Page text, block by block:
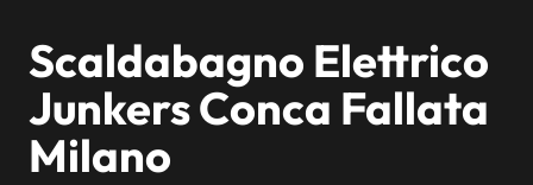
Scaldabagno Elettrico
Junkers Conca Fallata
Milano